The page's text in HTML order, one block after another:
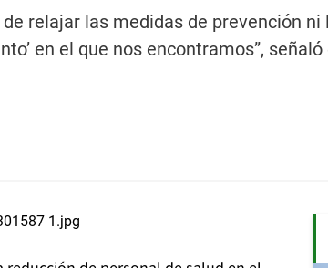
relajar las medidas de prevención
en el que nos encontramos”,